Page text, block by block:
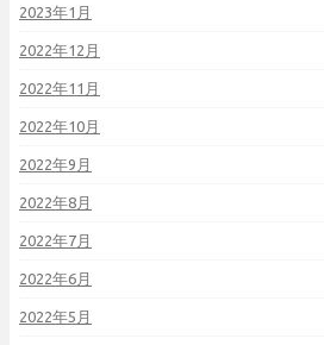
2023年1月
2022年12月
2022年11月
2022年10月
2022年9月
2022年8月
2022年7月
2022年6月
2022年5月